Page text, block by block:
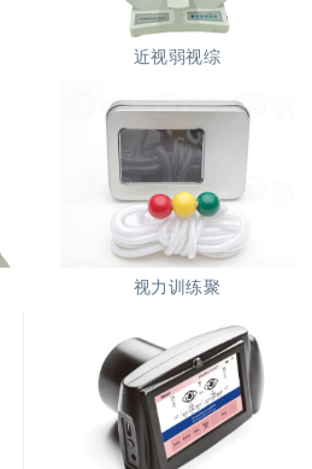
近视弱视综
视力训练聚